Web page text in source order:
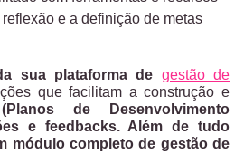
e a definição de metas
sua plataforma de gestão de
que facilitam a construção e
de Desenvolvimento
e feedbacks. Além de tudo
módulo completo de gestão de